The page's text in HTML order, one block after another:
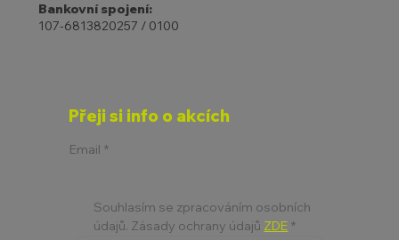
Bankovní spojení:
107-6813820257 / 0100
Přeji si info o akcích
Email *
Souhlasím se zpracováním osobních
údajů. Zásady ochrany údajů ZDE *